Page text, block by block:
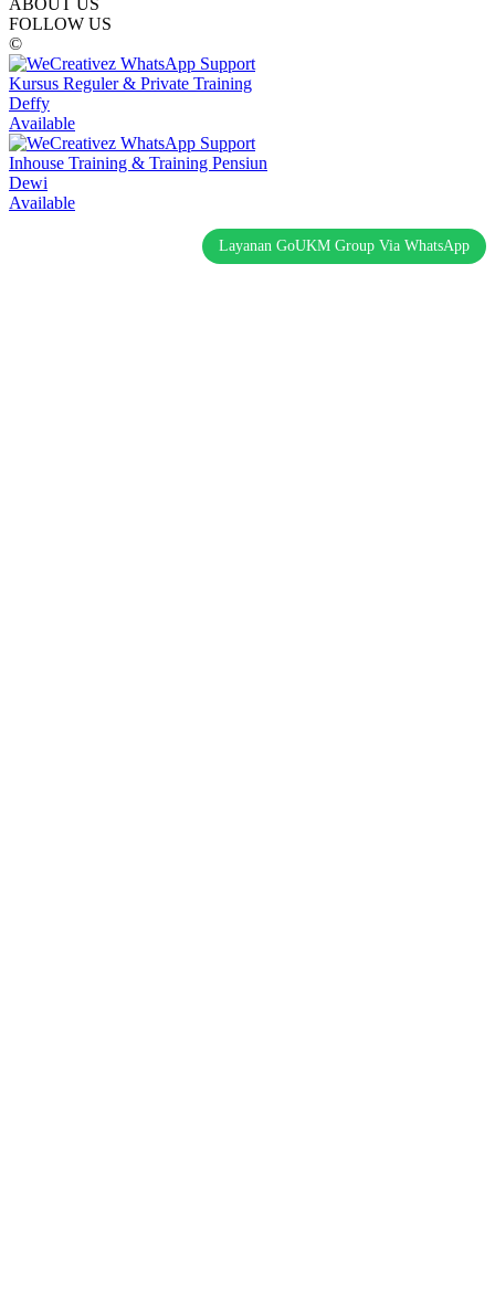
ABOUT US
FOLLOW US
©
Kursus Reguler & Private Training
Deffy
Available
Inhouse Training & Training Pensiun
Dewi
Available
Layanan GoUKM Group Via WhatsApp